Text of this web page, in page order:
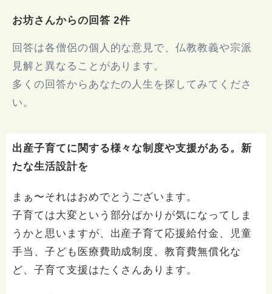
お坊さんからの回答 2件
回答は各僧侶の個人的な意見で、仏教教義や宗派
見解と異なることがあります。
多くの回答からあなたの人生を探してみてくださ
い。
出産子育てに関する様々な制度や支援がある。新
たな生活設計を
まぁ〜それはおめでとうございます。
子育ては大変という部分ばかりが気になってしま
うかと思いますが、出産子育て応援給付金、児童
手当、子ども医療費助成制度、教育費無償化な
ど、子育て支援はたくさんあります。